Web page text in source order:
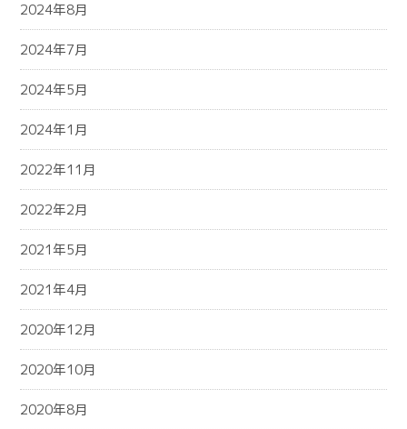
2024年8月
2024年7月
2024年5月
2024年1月
2022年11月
2022年2月
2021年5月
2021年4月
2020年12月
2020年10月
2020年8月